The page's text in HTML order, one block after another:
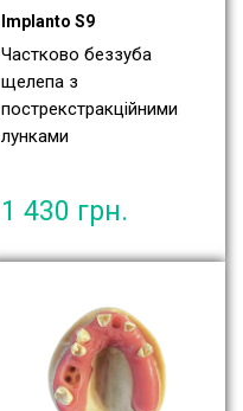
Implanto S9
Частково беззуба
щелепа з
пострекстракційними
лунками
1 430 грн.